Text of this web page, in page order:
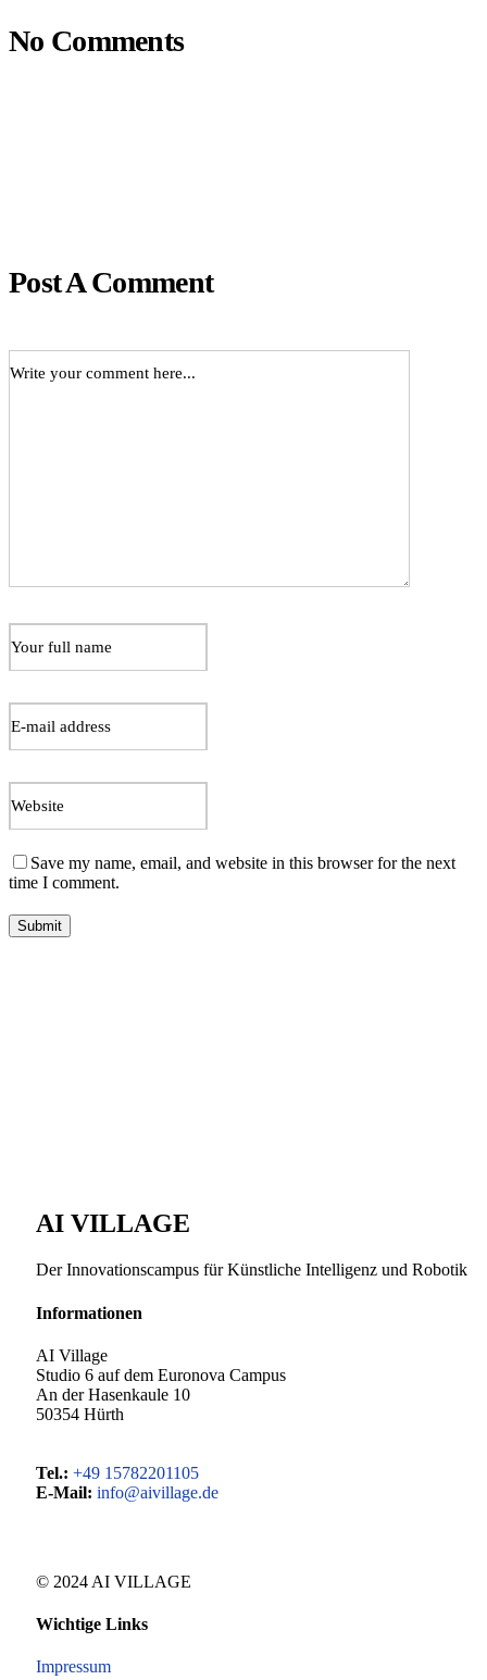
No Comments
Post A Comment
Save my name, email, and website in this browser for the next
time I comment.
AI VILLAGE
Der Innovationscampus für Künstliche Intelligenz und Robotik
Informationen
AI Village
Studio 6 auf dem Euronova Campus
An der Hasenkaule 10
50354 Hürth
Tel.: +49 15782201105
E-Mail: info@aivillage.de
© 2024 AI VILLAGE
Wichtige Links
Impressum